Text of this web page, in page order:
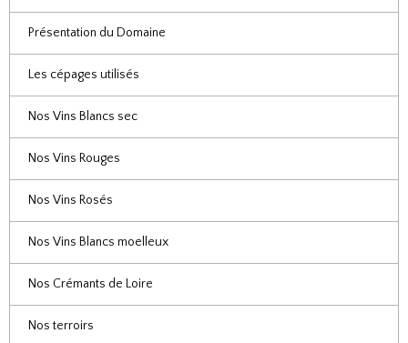
Présentation du Domaine
Les cépages utilisés
Nos Vins Blancs sec
Nos Vins Rouges
Nos Vins Rosés
Nos Vins Blancs moelleux
Nos Crémants de Loire
Nos terroirs